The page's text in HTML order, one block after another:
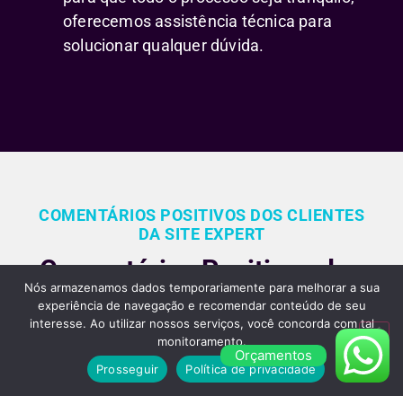
oferecemos assistência técnica para
solucionar qualquer dúvida.
COMENTÁRIOS POSITIVOS DOS CLIENTES
DA SITE EXPERT
Comentários Positivos dos
Nossos Clientes Sobre
Nossos Serviços de
Criação de Sites em São
Orçamentos
Nós armazenamos dados temporariamente para melhorar a sua
experiência de navegação e recomendar conteúdo de seu
interesse. Ao utilizar nossos serviços, você concorda com tal
monitoramento.
Prosseguir
Política de privacidade